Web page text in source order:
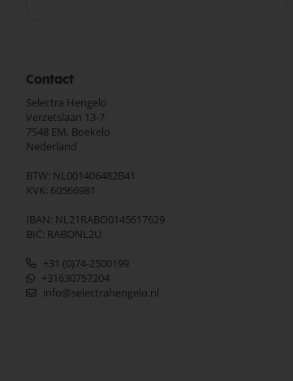
Contact
Selectra Hengelo
Verzetslaan 13-7
7548 EM, Boekelo
Nederland
BTW: NL001406482B41
KVK: 60566981
IBAN: NL21RABO0145617629
BIC: RABONL2U
+31 (0)74-2500199
+31630757204
info@selectrahengelo.nl